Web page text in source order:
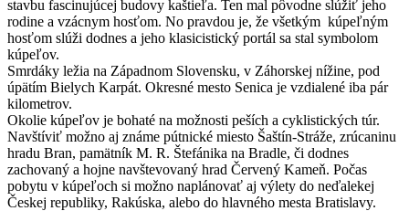
stavbu fascinujúcej budovy kaštieľa. Ten mal pôvodne slúžiť jeho
rodine a vzácnym hosťom. No pravdou je, že všetkým kúpeľným
hosťom slúži dodnes a jeho klasicistický portál sa stal symbolom
kúpeľov.
Smrdáky ležia na Západnom Slovensku, v Záhorskej nížine, pod
úpätím Bielych Karpát. Okresné mesto Senica je vzdialené iba pár
kilometrov.
Okolie kúpeľov je bohaté na možnosti peších a cyklistických túr.
Navštíviť možno aj známe pútnické miesto Šaštín-Stráže, zrúcaninu
hradu Bran, pamätník M. R. Štefánika na Bradle, či dodnes
zachovaný a hojne navštevovaný hrad Červený Kameň. Počas
pobytu v kúpeľoch si možno naplánovať aj výlety do neďalekej
Českej republiky, Rakúska, alebo do hlavného mesta Bratislavy.